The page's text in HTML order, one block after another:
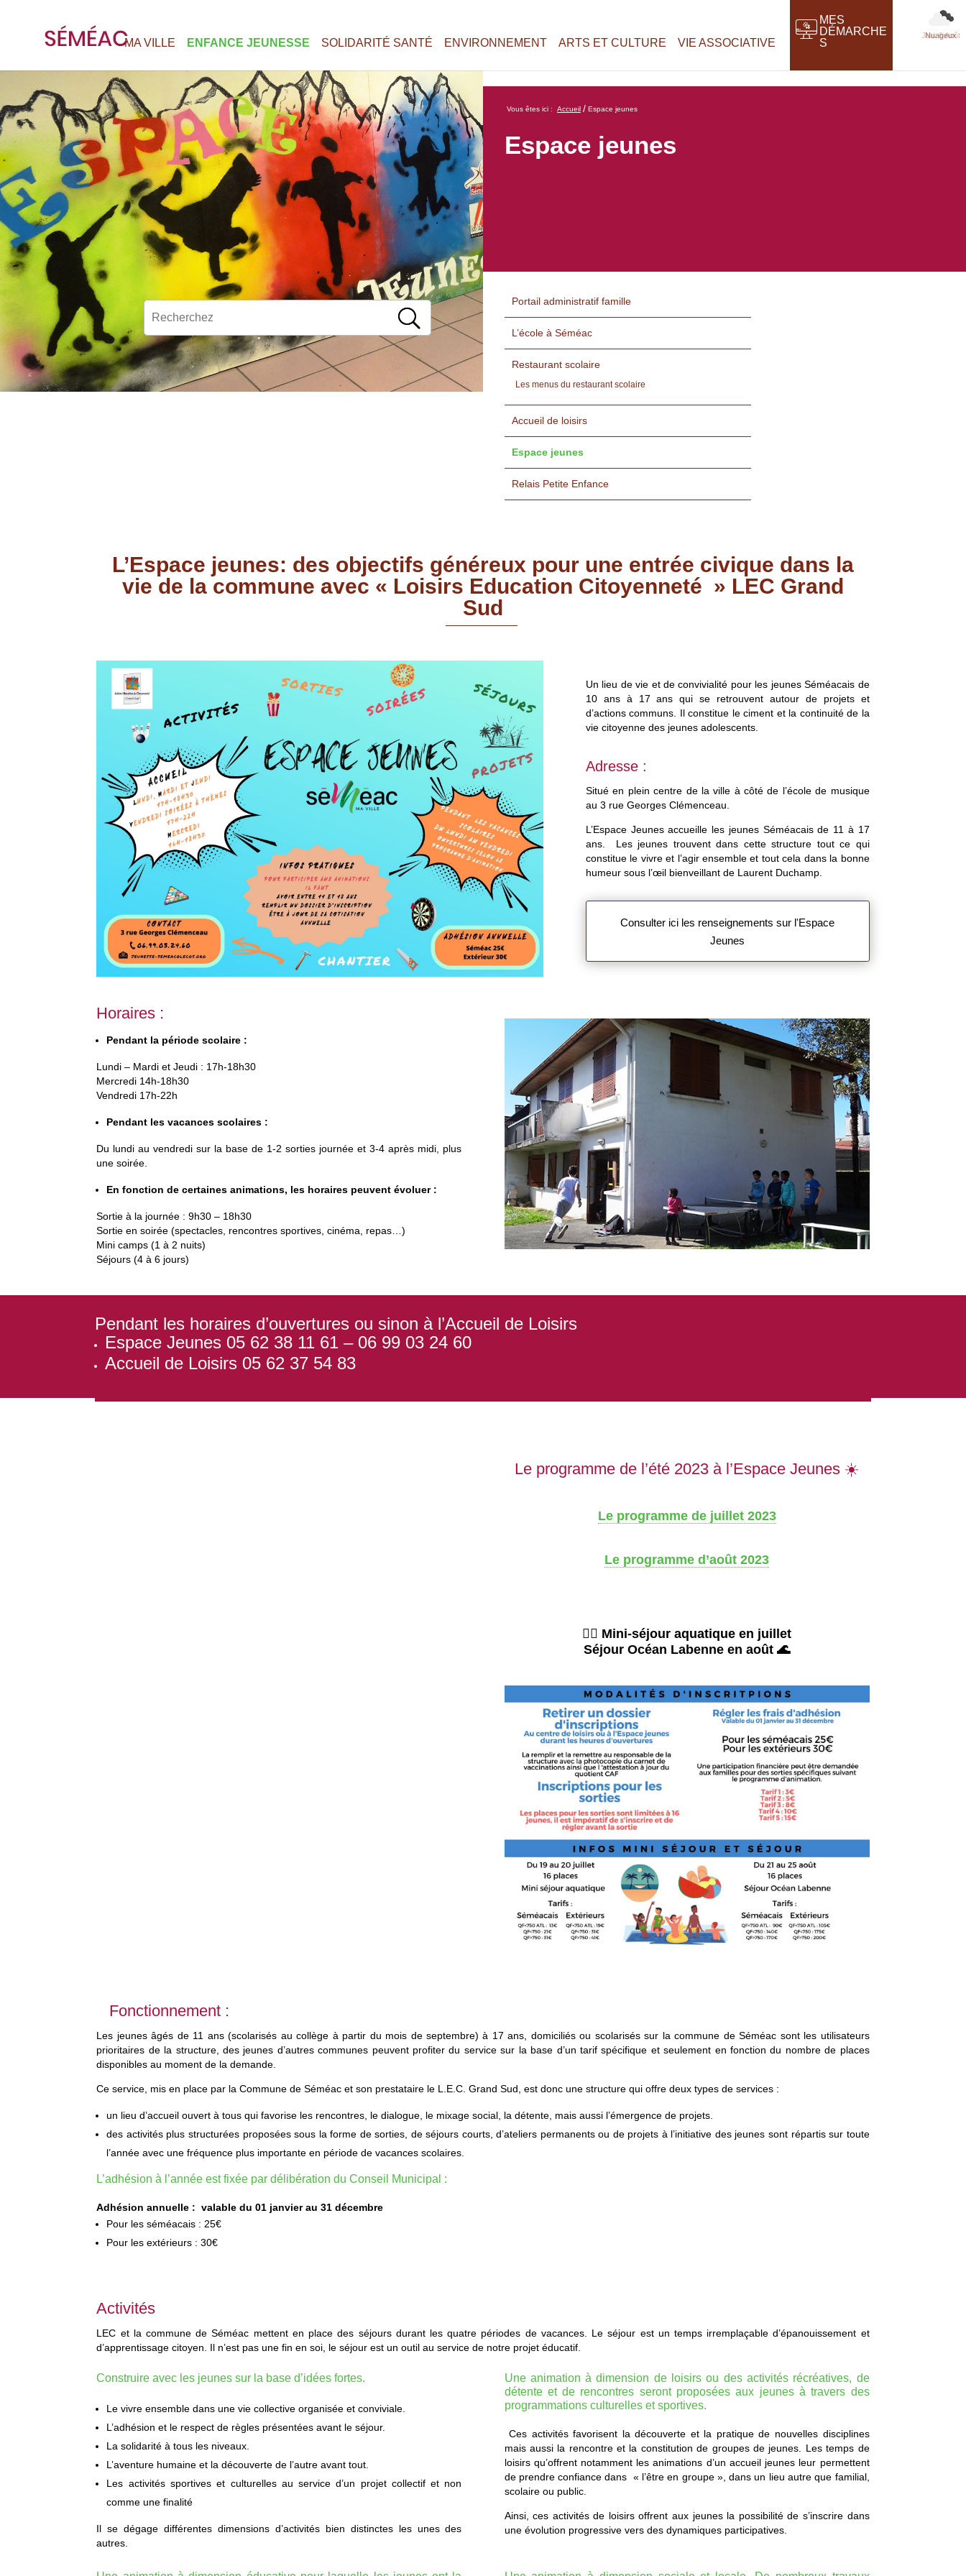
Nuageux
MA VILLE ENFANCE JEUNESSE SOLIDARITÉ SANTÉ ENVIRONNEMENT ARTS ET CULTURE VIE ASSOCIATIVE
MES
DÉMARCHE
S
Vous êtes ici : Accueil / Espace jeunes
Espace jeunes
Portail administratif famille
L’école à Séméac
Restaurant scolaire
Les menus du restaurant scolaire
Accueil de loisirs
Espace jeunes
Relais Petite Enfance
L’Espace jeunes: des objectifs généreux pour une entrée civique dans la
vie de la commune avec « Loisirs Education Citoyenneté » LEC Grand
Sud
Un lieu de vie et de convivialité pour les jeunes Séméacais de
10 ans à 17 ans qui se retrouvent autour de projets et
d’actions communs. Il constitue le ciment et la continuité de la
vie citoyenne des jeunes adolescents.
Adresse :
Situé en plein centre de la ville à côté de l’école de musique
au 3 rue Georges Clémenceau.
L’Espace Jeunes accueille les jeunes Séméacais de 11 à 17
ans. Les jeunes trouvent dans cette structure tout ce qui
constitue le vivre et l’agir ensemble et tout cela dans la bonne
humeur sous l’œil bienveillant de Laurent Duchamp.
Consulter ici les renseignements sur l'Espace
Jeunes
Horaires :
Pendant la période scolaire :
Lundi – Mardi et Jeudi : 17h-18h30
Mercredi 14h-18h30
Vendredi 17h-22h
Pendant les vacances scolaires :
Du lundi au vendredi sur la base de 1-2 sorties journée et 3-4 après midi, plus
une soirée.
En fonction de certaines animations, les horaires peuvent évoluer :
Sortie à la journée : 9h30 – 18h30
Sortie en soirée (spectacles, rencontres sportives, cinéma, repas…)
Mini camps (1 à 2 nuits)
Séjours (4 à 6 jours)
Pendant les horaires d’ouvertures ou sinon à l’Accueil de Loisirs
Espace Jeunes 05 62 38 11 61 – 06 99 03 24 60
Accueil de Loisirs 05 62 37 54 83
Le programme de l’été 2023 à l’Espace Jeunes ☀️
Le programme de juillet 2023
Le programme d’août 2023
🏊‍♂️ Mini-séjour aquatique en juillet
Séjour Océan Labenne en août 🌊
Fonctionnement :
Les jeunes âgés de 11 ans (scolarisés au collège à partir du mois de septembre) à 17 ans, domiciliés ou scolarisés sur la commune de Séméac sont les utilisateurs
prioritaires de la structure, des jeunes d’autres communes peuvent profiter du service sur la base d’un tarif spécifique et seulement en fonction du nombre de places
disponibles au moment de la demande.
Ce service, mis en place par la Commune de Séméac et son prestataire le L.E.C. Grand Sud, est donc une structure qui offre deux types de services :
un lieu d’accueil ouvert à tous qui favorise les rencontres, le dialogue, le mixage social, la détente, mais aussi l’émergence de projets.
des activités plus structurées proposées sous la forme de sorties, de séjours courts, d’ateliers permanents ou de projets à l’initiative des jeunes sont répartis sur toute
l’année avec une fréquence plus importante en période de vacances scolaires.
L’adhésion à l’année est fixée par délibération du Conseil Municipal :
Adhésion annuelle : valable du 01 janvier au 31 décembre
Pour les séméacais : 25€
Pour les extérieurs : 30€
Activités
LEC et la commune de Séméac mettent en place des séjours durant les quatre périodes de vacances. Le séjour est un temps irremplaçable d’épanouissement et
d’apprentissage citoyen. Il n’est pas une fin en soi, le séjour est un outil au service de notre projet éducatif.
Construire avec les jeunes sur la base d’idées fortes.
Le vivre ensemble dans une vie collective organisée et conviviale.
L’adhésion et le respect de règles présentées avant le séjour.
La solidarité à tous les niveaux.
L’aventure humaine et la découverte de l’autre avant tout.
Les activités sportives et culturelles au service d’un projet collectif et non
comme une finalité
Il se dégage différentes dimensions d’activités bien distinctes les unes des
autres.
Une animation à dimension de loisirs ou des activités récréatives, de
détente et de rencontres seront proposées aux jeunes à travers des
programmations culturelles et sportives.
Ces activités favorisent la découverte et la pratique de nouvelles disciplines
mais aussi la rencontre et la constitution de groupes de jeunes. Les temps de
loisirs qu’offrent notamment les animations d’un accueil jeunes leur permettent
de prendre confiance dans « l’être en groupe », dans un lieu autre que familial,
scolaire ou public.
Ainsi, ces activités de loisirs offrent aux jeunes la possibilité de s’inscrire dans
une évolution progressive vers des dynamiques participatives.